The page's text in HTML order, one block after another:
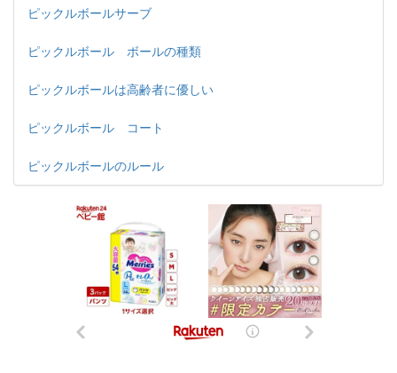
ピックルボールサーブ
ピックルボール ボールの種類
ピックルボールは高齢者に優しい
ピックルボール コート
ピックルボールのルール